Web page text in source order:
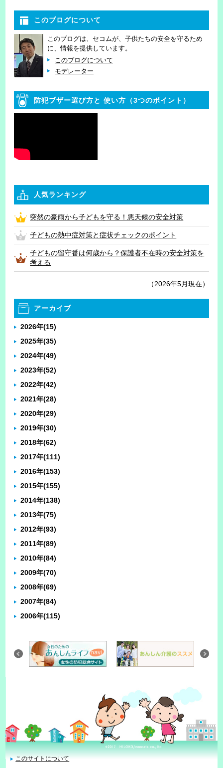
このブログについて
このブログは、セコムが、子供たちの安全を守るため
に、情報を提供しています。
このブログについて
モデレーター
防犯ブザー選び方と 使い方（3つのポイント）
人気ランキング
突然の豪雨から子どもを守る！悪天候の安全対策
子どもの熱中症対策と症状チェックのポイント
子どもの留守番は何歳から？保護者不在時の安全対策を
考える
（2026年5月現在）
アーカイブ
2026年(15)
2025年(35)
2024年(49)
2023年(52)
2022年(42)
2021年(28)
2020年(29)
2019年(30)
2018年(62)
2017年(111)
2016年(153)
2015年(155)
2014年(138)
2013年(75)
2012年(93)
2011年(89)
2010年(84)
2009年(70)
2008年(69)
2007年(84)
2006年(115)
このサイトについて